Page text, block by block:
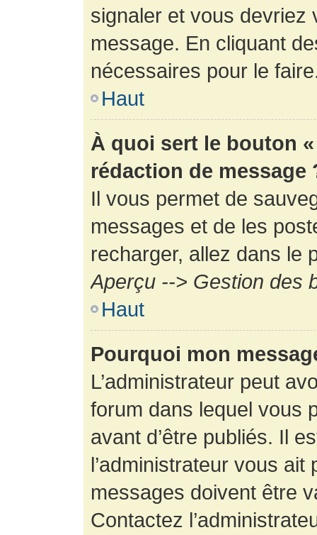
signaler et vous devriez
message. En cliquant
nécessaires pour le
Haut
À quoi sert le bouton
rédaction de message
Il vous permet de
messages et de les
recharger, allez dans le
Aperçu --> Gestion des
Haut
Pourquoi mon
L’administrateur peut
forum dans lequel vous
avant d’être publiés. Il
l’administrateur vous
messages doivent être
Contactez